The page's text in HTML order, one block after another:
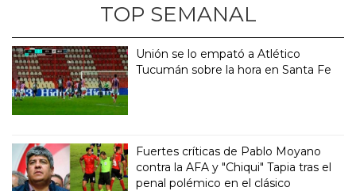
TOP SEMANAL
Unión se lo empató a Atlético
Tucumán sobre la hora en Santa Fe
Fuertes críticas de Pablo Moyano
contra la AFA y "Chiqui" Tapia tras el
penal polémico en el clásico